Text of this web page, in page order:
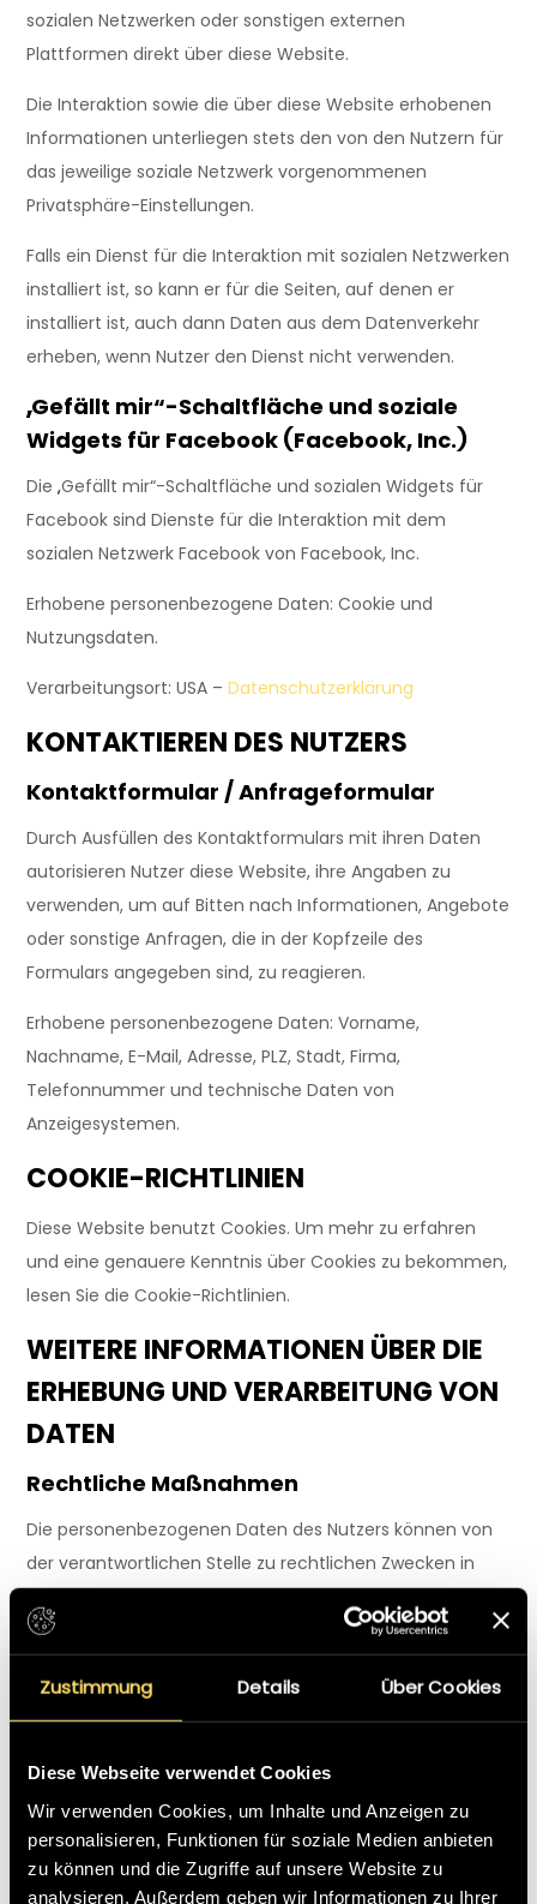
Zustimmung Details Über Cookies
Diese Webseite verwendet Cookies
Wir verwenden Cookies, um Inhalte und Anzeigen zu
personalisieren, Funktionen für soziale Medien anbieten
zu können und die Zugriffe auf unsere Website zu
analysieren. Außerdem geben wir Informationen zu Ihrer
sozialen Netzwerken oder sonstigen externen
Plattformen direkt über diese Website.
Die Interaktion sowie die über diese Website erhobenen
Informationen unterliegen stets den von den Nutzern für
das jeweilige soziale Netzwerk vorgenommenen
Privatsphäre-Einstellungen.
Falls ein Dienst für die Interaktion mit sozialen Netzwerken
installiert ist, so kann er für die Seiten, auf denen er
installiert ist, auch dann Daten aus dem Datenverkehr
erheben, wenn Nutzer den Dienst nicht verwenden.
„Gefällt mir“-Schaltfläche und soziale
Widgets für Facebook (Facebook, Inc.)
Die „Gefällt mir“-Schaltfläche und sozialen Widgets für
Facebook sind Dienste für die Interaktion mit dem
sozialen Netzwerk Facebook von Facebook, Inc.
Erhobene personenbezogene Daten: Cookie und
Nutzungsdaten.
Verarbeitungsort: USA –Datenschutzerklärung
KONTAKTIEREN DES NUTZERS
Kontaktformular / Anfrageformular
Durch Ausfüllen des Kontaktformulars mit ihren Daten
autorisieren Nutzer diese Website, ihre Angaben zu
verwenden, um auf Bitten nach Informationen, Angebote
oder sonstige Anfragen, die in der Kopfzeile des
Formulars angegeben sind, zu reagieren.
Erhobene personenbezogene Daten: Vorname,
Nachname, E-Mail, Adresse, PLZ, Stadt, Firma,
Telefonnummer und technische Daten von
Anzeigesystemen.
COOKIE-RICHTLINIEN
Diese Website benutzt Cookies. Um mehr zu erfahren
und eine genauere Kenntnis über Cookies zu bekommen,
lesen Sie die Cookie-Richtlinien.
WEITERE INFORMATIONEN ÜBER DIE
ERHEBUNG UND VERARBEITUNG VON
DATEN
Rechtliche Maßnahmen
Die personenbezogenen Daten des Nutzers können von
der verantwortlichen Stelle zu rechtlichen Zwecken in
verwendet werden, die sich daraus ergeben, dass diese
ordnungsgemäß genutzt wurden.
verantwortliche Stelle von den Behörden zur Herausgabe
von personenbezogenen Daten aufgefordert werden
könnte.